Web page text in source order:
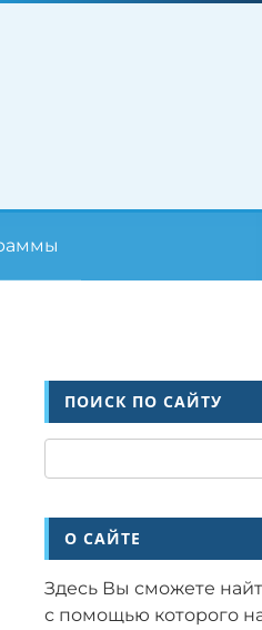
ПОИСК ПО САЙТУ
О САЙТЕ
Здесь Вы сможете
с помощью которого